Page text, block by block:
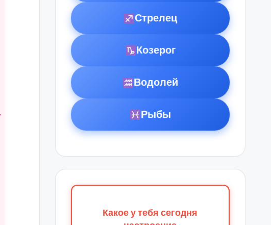
Стрелец
Козерог
Водолей
Рыбы
Какое у тебя сегодня